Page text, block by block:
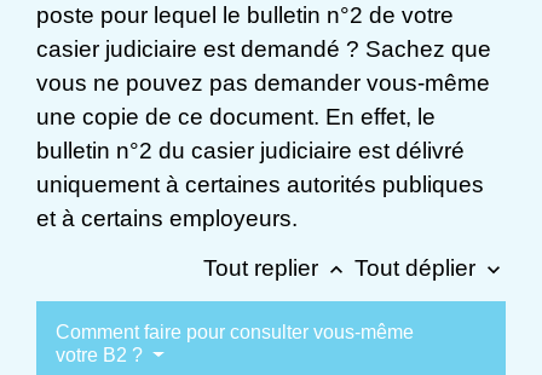
poste pour lequel le bulletin n°2 de votre
casier judiciaire est demandé ? Sachez que
vous ne pouvez pas demander vous-même
une copie de ce document. En effet, le
bulletin n°2 du casier judiciaire est délivré
uniquement à certaines autorités publiques
et à certains employeurs.
Tout replier keyboard_arrow_up Tout déplier keyboard_arrow_down
Comment faire pour consulter vous-même
votre B2 ?